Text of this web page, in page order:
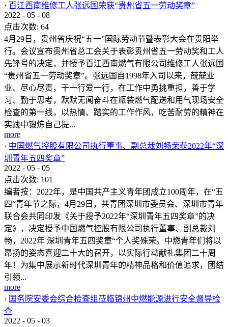
· 百江西南维修工人张远国荣获“贵州省五一劳动奖章”
2022 - 05 - 08
点击次数: 64
4月29日，贵州省庆祝“五一”国际劳动节暨表彰大会在贵阳举
行。会议宣布贵州省总工会关于表彰贵州省五一劳动奖和工人
先锋号的决定，并授予百江西南燃气有限公司维修工人张远国
“贵州省五一劳动奖章”。张远国自1998年入司以来，兢兢业
业、尽心尽责，干一行爱一行，在工作中勇挑重担，善于学
习、勤于思考，默默无闻奋斗在瓶装燃气配送和用气现场安全
检查的第一线，以热情、踏实的工作作风，吃苦耐劳的精神在
实践中锻炼自己提...
more
· 中国燃气控股有限公司执行董事、副总裁刘畅荣获2022年“深
圳青年五四奖章”
2022 - 05 - 05
点击次数: 101
编者按：2022年，是中国共产主义青年团成立100周年，在“五
四“青年节之际，4月29日，共青团深圳市委员会、深圳市青年
联合会共同印发《关于授予2022年“深圳青年五四奖章”的决
定》，决定授予中国燃气控股有限公司执行董事、副总裁刘
畅，2022年 深圳青年五四奖章“个人奖殊荣。中燃青年们将以
昂扬的姿态喜迎二十大的召开，以实际行动献礼集团二十周
年！为集中展示新时代深圳青年的精神品格和价值追求，团结
引领...
more
· 国务院安委会综合检查组莅临锦州中燃能源进行安全督导检
查
2022 - 05 - 03